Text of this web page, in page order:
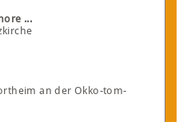
...
an der Okko-tom-